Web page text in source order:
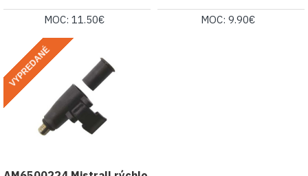
MOC: 11.50€ MOC: 9.90€
VYPREDANÉ